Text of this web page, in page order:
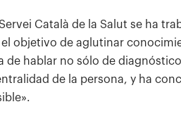
Català de la Salut se ha
objetivo de aglutinar
de hablar no sólo de
de la persona, y ha